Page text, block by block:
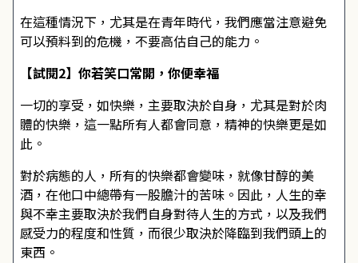
在這種情況下，尤其是在青年時代，我們應當注意避免
可以預料到的危機，不要高估自己的能力。
【試閱2】你若笑口常開，你便幸福
一切的享受，如快樂，主要取決於自身，尤其是對於肉
體的快樂，這一點所有人都會同意，精神的快樂更是如
此。
對於病態的人，所有的快樂都會變味，就像甘醇的美
酒，在他口中總帶有一股膽汁的苦味。因此，人生的幸
與不幸主要取決於我們自身對待人生的方式，以及我們
感受力的程度和性質，而很少取決於降臨到我們頭上的
東西。